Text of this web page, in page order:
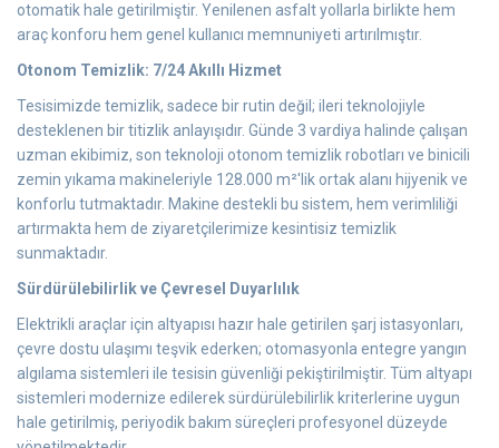
otomatik hale getirilmiştir. Yenilenen asfalt yollarla birlikte hem
araç konforu hem genel kullanıcı memnuniyeti artırılmıştır.
Otonom Temizlik: 7/24 Akıllı Hizmet
Tesisimizde temizlik, sadece bir rutin değil; ileri teknolojiyle
desteklenen bir titizlik anlayışıdır. Günde 3 vardiya halinde çalışan
uzman ekibimiz, son teknoloji otonom temizlik robotları ve binicili
zemin yıkama makineleriyle 128.000 m²'lik ortak alanı hijyenik ve
konforlu tutmaktadır. Makine destekli bu sistem, hem verimliliği
artırmakta hem de ziyaretçilerimize kesintisiz temizlik
sunmaktadır.
Sürdürülebilirlik ve Çevresel Duyarlılık
Elektrikli araçlar için altyapısı hazır hale getirilen şarj istasyonları,
çevre dostu ulaşımı teşvik ederken; otomasyonla entegre yangın
algılama sistemleri ile tesisin güvenliği pekiştirilmiştir. Tüm altyapı
sistemleri modernize edilerek sürdürülebilirlik kriterlerine uygun
hale getirilmiş, periyodik bakım süreçleri profesyonel düzeyde